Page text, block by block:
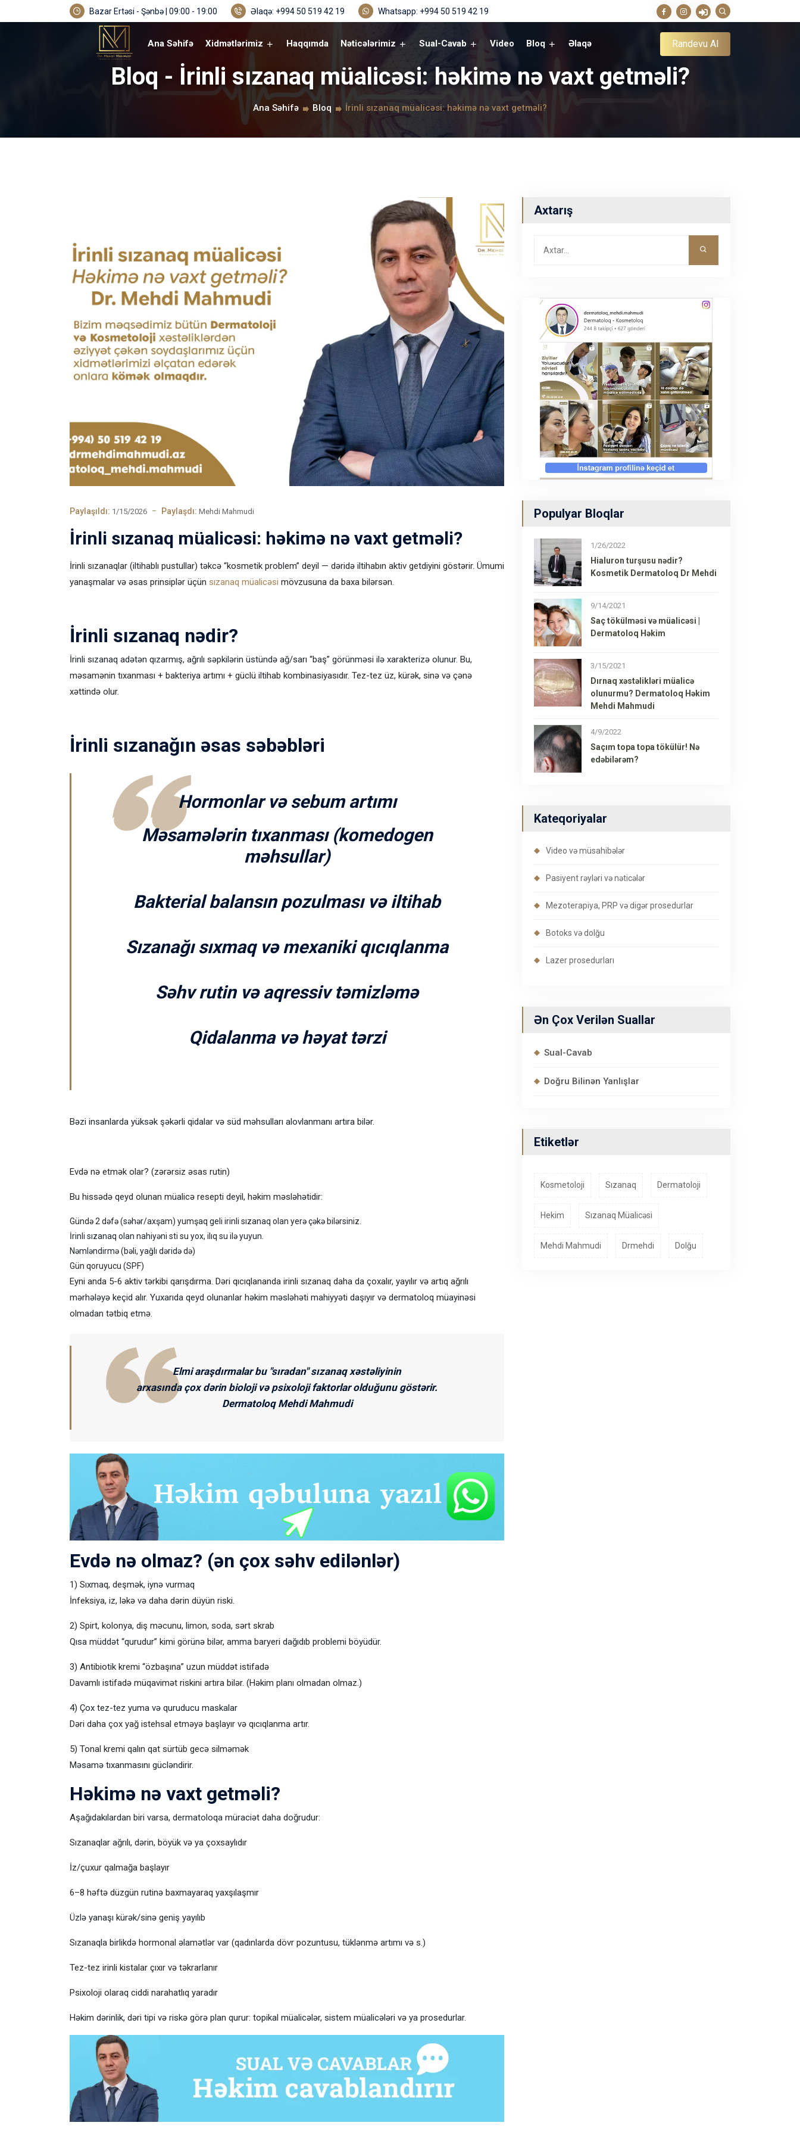
Bazar Ertəsi - Şənbə | 09:00 - 19:00 Əlaqə: +994 50 519 42 19 Whatsapp: +994 50 519 42 19
Ana Səhifə Xidmətlərimiz Haqqımda Nəticələrimiz Sual-Cavab Video Bloq Əlaqə Randevu Al
Bloq - İrinli sızanaq müalicəsi: həkimə nə vaxt getməli?
Ana Səhifə Bloq İrinli sızanaq müalicəsi: həkimə nə vaxt getməli?
Paylaşıldı: 1/15/2026 Paylaşdı: Mehdi Mahmudi
İrinli sızanaq müalicəsi: həkimə nə vaxt getməli?
İrinli sızanaqlar (iltihablı pustullar) təkcə “kosmetik problem” deyil — dəridə iltihabın aktiv getdiyini göstərir. Ümumi
yanaşmalar və əsas prinsiplər üçün sızanaq müalicəsi mövzusuna da baxa bilərsən.
İrinli sızanaq nədir?
İrinli sızanaq adətən qızarmış, ağrılı səpkilərin üstündə ağ/sarı “baş” görünməsi ilə xarakterizə olunur. Bu,
məsamənin tıxanması + bakteriya artımı + güclü iltihab kombinasiyasıdır. Tez-tez üz, kürək, sinə və çənə
xəttində olur.
İrinli sızanağın əsas səbəbləri
Hormonlar və sebum artımı
Məsamələrin tıxanması (komedogen
məhsullar)
Bakterial balansın pozulması və iltihab
Sızanağı sıxmaq və mexaniki qıcıqlanma
Səhv rutin və aqressiv təmizləmə
Qidalanma və həyat tərzi
Bəzi insanlarda yüksək şəkərli qidalar və süd məhsulları alovlanmanı artıra bilər.
Evdə nə etmək olar? (zərərsiz əsas rutin)
Bu hissədə qeyd olunan müalicə resepti deyil, həkim məsləhətidir:
Gündə 2 dəfə (səhər/axşam) yumşaq geli irinli sızanaq olan yerə çəkə bilərsiniz.
İrinli sızanaq olan nahiyəni sti su yox, ilıq su ilə yuyun.
Nəmləndirmə (bəli, yağlı dəridə də)
Gün qoruyucu (SPF)
Eyni anda 5-6 aktiv tərkibi qarışdırma. Dəri qıcıqlananda irinli sızanaq daha da çoxalır, yayılır və artıq ağrılı
mərhələyə keçid alır. Yuxarıda qeyd olunanlar həkim məsləhəti mahiyyəti daşıyır və dermatoloq müayinəsi
olmadan tətbiq etmə.
Elmi araşdırmalar bu "sıradan" sızanaq xəstəliyinin
arxasında çox dərin bioloji və psixoloji faktorlar olduğunu göstərir.
Dermatoloq Mehdi Mahmudi
Evdə nə olmaz? (ən çox səhv edilənlər)
1) Sıxmaq, deşmək, iynə vurmaq
İnfeksiya, iz, ləkə və daha dərin düyün riski.
2) Spirt, kolonya, diş məcunu, limon, soda, sərt skrab
Qısa müddət “qurudur” kimi görünə bilər, amma baryeri dağıdıb problemi böyüdür.
3) Antibiotik kremi “özbaşına” uzun müddət istifadə
Davamlı istifadə müqavimət riskini artıra bilər. (Həkim planı olmadan olmaz.)
4) Çox tez-tez yuma və quruducu maskalar
Dəri daha çox yağ istehsal etməyə başlayır və qıcıqlanma artır.
5) Tonal kremi qalın qat sürtüb gecə silməmək
Məsamə tıxanmasını gücləndirir.
Həkimə nə vaxt getməli?
Aşağıdakılardan biri varsa, dermatoloqa müraciət daha doğrudur:
Sızanaqlar ağrılı, dərin, böyük və ya çoxsaylıdır
İz/çuxur qalmağa başlayır
6–8 həftə düzgün rutinə baxmayaraq yaxşılaşmır
Üzlə yanaşı kürək/sinə geniş yayılıb
Sızanaqla birlikdə hormonal əlamətlər var (qadınlarda dövr pozuntusu, tüklənmə artımı və s.)
Tez-tez irinli kistalar çıxır və təkrarlanır
Psixoloji olaraq ciddi narahatlıq yaradır
Həkim dərinlik, dəri tipi və riskə görə plan qurur: topikal müalicələr, sistem müalicələri və ya prosedurlar.
Axtarış
Populyar Bloqlar
1/26/2022
Hialuron turşusu nədir?
Kosmetik Dermatoloq Dr Mehdi
9/14/2021
Saç tökülməsi və müalicəsi |
Dermatoloq Həkim
3/15/2021
Dırnaq xəstəlikləri müalicə
olunurmu? Dermatoloq Həkim
Mehdi Mahmudi
4/9/2022
Saçım topa topa tökülür! Nə
edəbilərəm?
Kateqoriyalar
Video və müsahibələr
Pasiyent rəyləri və nəticələr
Mezoterapiya, PRP və digər prosedurlar
Botoks və dolğu
Lazer prosedurları
Ən Çox Verilən Suallar
Sual-Cavab
Doğru Bilinən Yanlışlar
Etiketlər
Kosmetoloji Sızanaq Dermatoloji
Hekim Sızanaq Müalicəsi
Mehdi Mahmudi Drmehdi Dolğu